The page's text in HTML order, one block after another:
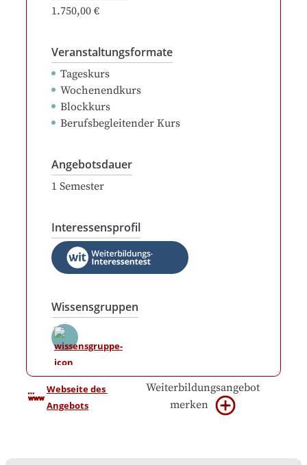
1.750,00 €
Veranstaltungsformate
Tageskurs
Wochenendkurs
Blockkurs
Berufsbegleitender Kurs
Angebotsdauer
1 Semester
Interessensprofil
Wissensgruppen
Webseite des
Angebots
Weiterbildungsangebot
merken